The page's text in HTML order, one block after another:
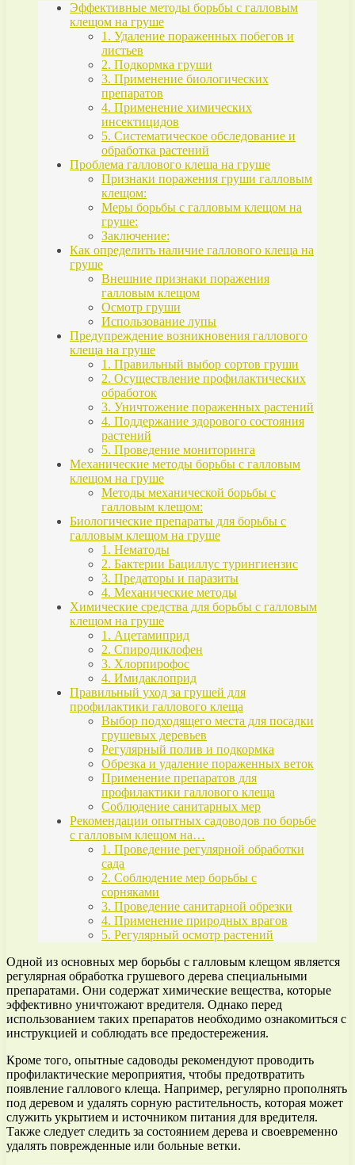
Эффективные методы борьбы с галловым
клещом на груше
1. Удаление пораженных побегов и
листьев
2. Подкормка груши
3. Применение биологических
препаратов
4. Применение химических
инсектицидов
5. Систематическое обследование и
обработка растений
Проблема галлового клеща на груше
Признаки поражения груши галловым
клещом:
Меры борьбы с галловым клещом на
груше:
Заключение:
Как определить наличие галлового клеща на
груше
Внешние признаки поражения
галловым клещом
Осмотр груши
Использование лупы
Предупреждение возникновения галлового
клеща на груше
1. Правильный выбор сортов груши
2. Осуществление профилактических
обработок
3. Уничтожение пораженных растений
4. Поддержание здорового состояния
растений
5. Проведение мониторинга
Механические методы борьбы с галловым
клещом на груше
Методы механической борьбы с
галловым клещом:
Биологические препараты для борьбы с
галловым клещом на груше
1. Нематоды
2. Бактерии Бациллус турингиензис
3. Предаторы и паразиты
4. Механические методы
Химические средства для борьбы с галловым
клещом на груше
1. Ацетамиприд
2. Спиродиклофен
3. Хлорпирофос
4. Имидаклоприд
Правильный уход за грушей для
профилактики галлового клеща
Выбор подходящего места для посадки
грушевых деревьев
Регулярный полив и подкормка
Обрезка и удаление пораженных веток
Применение препаратов для
профилактики галлового клеща
Соблюдение санитарных мер
Рекомендации опытных садоводов по борьбе
с галловым клещом на…
1. Проведение регулярной обработки
сада
2. Соблюдение мер борьбы с
сорняками
3. Проведение санитарной обрезки
4. Применение природных врагов
5. Регулярный осмотр растений
Одной из основных мер борьбы с галловым клещом является
регулярная обработка грушевого дерева специальными
препаратами. Они содержат химические вещества, которые
эффективно уничтожают вредителя. Однако перед
использованием таких препаратов необходимо ознакомиться с
инструкцией и соблюдать все предостережения.
Кроме того, опытные садоводы рекомендуют проводить
профилактические мероприятия, чтобы предотвратить
появление галлового клеща. Например, регулярно прополнять
под деревом и удалять сорную растительность, которая может
служить укрытием и источником питания для вредителя.
Также следует следить за состоянием дерева и своевременно
удалять поврежденные или больные ветки.